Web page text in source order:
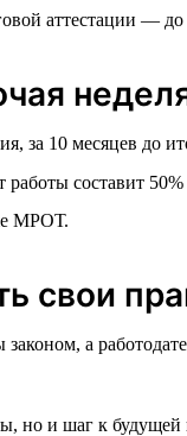
аттестации — до
за 10 месяцев до
составит 50%
МРОТ.
свои
а
но и шаг к будущей